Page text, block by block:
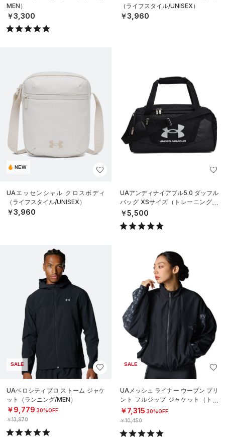
MEN）
￥3,300
（ライフスタイル/UNISEX）
￥3,960
NEW
UAエッセンシャル クロスボディ
（ライフスタイル/UNISEX）
￥3,960
UAアンディナイアブル5.0 ダッフル
バッグ XSサイズ（トレーニング/U
NISEX）
￥5,500
SALE
UAベロシティプロ ストーム ジャケ
ット（ランニング/MEN）
￥9,779 30%OFF
￥13,970
SALE
UAメッシュ ライナー ウーブン プリ
ント フルジップ ジャケット（トレ
ーニング/WOMEN）
￥7,315 30%OFF
￥10,450